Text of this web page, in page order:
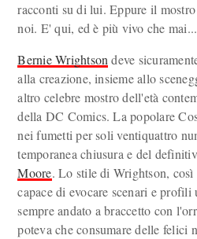
racconti su di lui. Eppure il mostro
noi. E' qui, ed è più vivo che mai...
Bernie Wrightson deve
alla creazione, insieme allo
altro celebre mostro dell'età
della DC Comics. La popolare
nei fumetti per soli ventiquattro
temporanea chiusura e del
Moore. Lo stile di Wrightson,
capace di evocare scenari e
sempre andato a braccetto con
poteva che consumare delle felici